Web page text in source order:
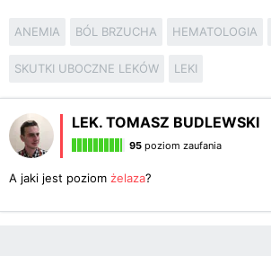
ANEMIA BÓL BRZUCHA HEMATOLOGIA
SKUTKI UBOCZNE LEKÓW LEKI
LEK. TOMASZ BUDLEWSKI
95 poziom zaufania
A jaki jest poziom żelaza?